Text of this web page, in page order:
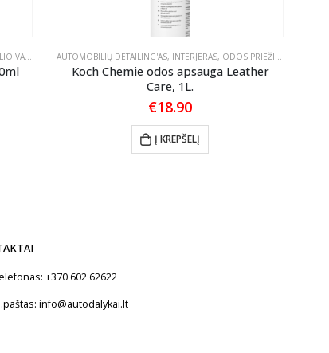
AUTOMOBILIŲ DETAILING'AS, INTERJERAS, ODOS PRIEŽIŪRA
Koch Chemie odos apsauga Leather
Care, 1L.
€18.90
Į KREPŠELĮ
+370 602 62622
info@autodalykai.lt